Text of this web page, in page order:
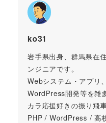
ko31
岩手県出身、群馬県在
ンジニアです。
Webシステム・アプリ
WordPress開発等を雑
カラ応援好きの振り飛車
PHP / WordPress / 高